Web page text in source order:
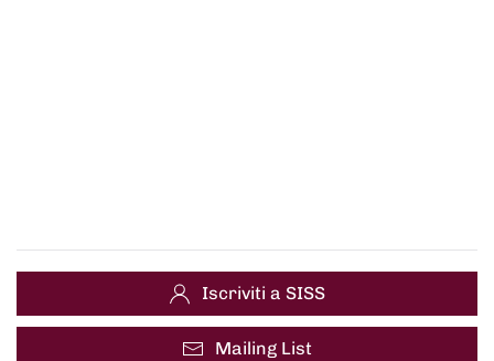
Iscriviti a SISS
Mailing List